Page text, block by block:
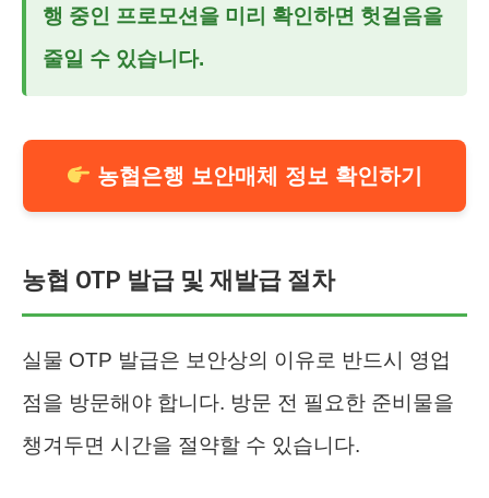
행 중인 프로모션을 미리 확인하면 헛걸음을
줄일 수 있습니다.
농협은행 보안매체 정보 확인하기
농협 OTP 발급 및 재발급 절차
실물 OTP 발급은 보안상의 이유로 반드시 영업
점을 방문해야 합니다. 방문 전 필요한 준비물을
챙겨두면 시간을 절약할 수 있습니다.